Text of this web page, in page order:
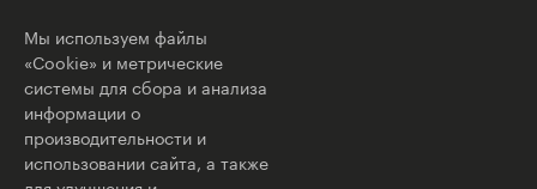
Мы используем файлы
«Cookie» и метрические
системы для сбора и анализа
информации о
производительности и
использовании сайта, а также